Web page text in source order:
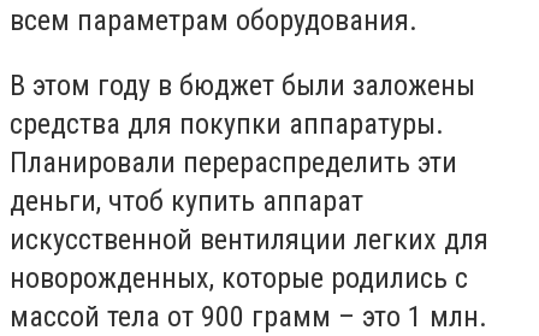
всем параметрам оборудования.
В этом году в бюджет были заложены
средства для покупки аппаратуры.
Планировали перераспределить эти
деньги, чтоб купить аппарат
искусственной вентиляции легких для
новорожденных, которые родились с
массой тела от 900 грамм – это 1 млн.